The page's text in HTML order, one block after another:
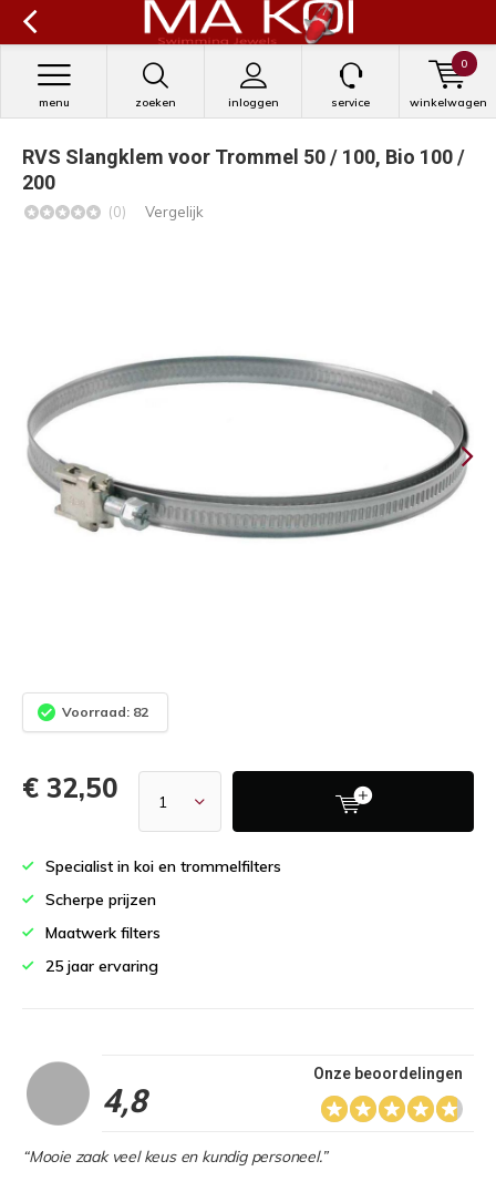
zoeken inloggen
menu service winkelwagen
0
RVS Slangklem voor Trommel 50 / 100, Bio 100 /
200
(0) Vergelijk
Voorraad: 82
€ 32,50
Specialist in koi en trommelfilters
Scherpe prijzen
Maatwerk filters
25 jaar ervaring
4,8
Onze beoordelingen
“Mooie zaak veel keus en kundig personeel.”